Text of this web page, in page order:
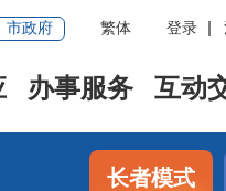
市政府 繁体 登录
办事服务 互动
长者模式